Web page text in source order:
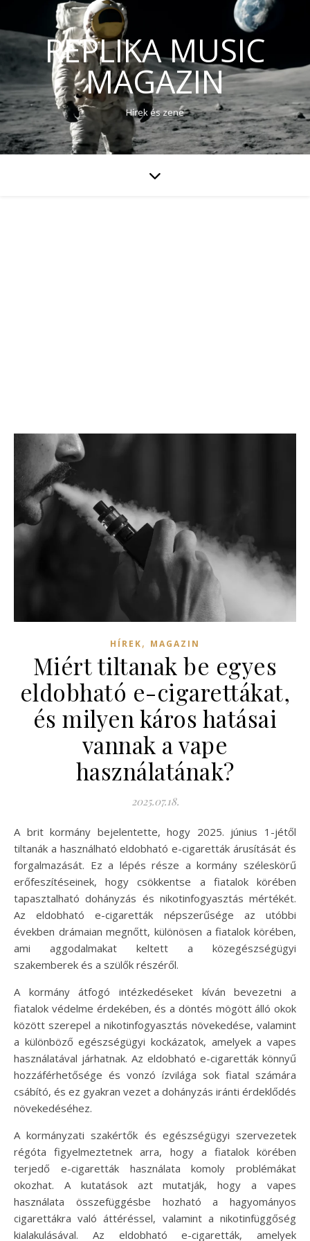
REPLIKA MUSIC
MAGAZIN
Hírek és zene
HÍREK, MAGAZIN
Miért tiltanak be egyes
eldobható e-cigarettákat,
és milyen káros hatásai
vannak a vape
használatának?
2025.07.18.
A brit kormány bejelentette, hogy 2025. június 1-jétől
tiltanák a használható eldobható e-cigaretták árusítását és
forgalmazását. Ez a lépés része a kormány széleskörű
erőfeszítéseinek, hogy csökkentse a fiatalok körében
tapasztalható dohányzás és nikotinfogyasztás mértékét.
Az eldobható e-cigaretták népszerűsége az utóbbi
években drámaian megnőtt, különösen a fiatalok körében,
ami aggodalmakat keltett a közegészségügyi
szakemberek és a szülők részéről.
A kormány átfogó intézkedéseket kíván bevezetni a
fiatalok védelme érdekében, és a döntés mögött álló okok
között szerepel a nikotinfogyasztás növekedése, valamint
a különböző egészségügyi kockázatok, amelyek a vapes
használatával járhatnak. Az eldobható e-cigaretták könnyű
hozzáférhetősége és vonzó ízvilága sok fiatal számára
csábító, és ez gyakran vezet a dohányzás iránti érdeklődés
növekedéséhez.
A kormányzati szakértők és egészségügyi szervezetek
régóta figyelmeztetnek arra, hogy a fiatalok körében
terjedő e-cigaretták használata komoly problémákat
okozhat. A kutatások azt mutatják, hogy a vapes
használata összefüggésbe hozható a hagyományos
cigarettákra való áttéréssel, valamint a nikotinfüggőség
kialakulásával. Az eldobható e-cigaretták, amelyek